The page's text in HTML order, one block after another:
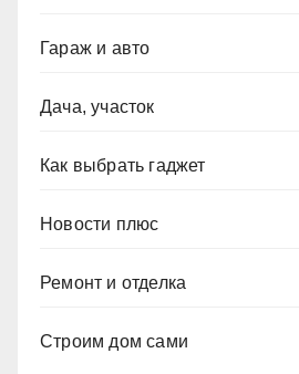
Гараж и авто
Дача, участок
Как выбрать гаджет
Новости плюс
Ремонт и отделка
Строим дом сами